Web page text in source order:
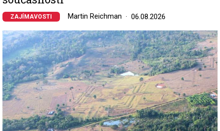
ZAJÍMAVOSTI Martin Reichman 06.08.2026
Image